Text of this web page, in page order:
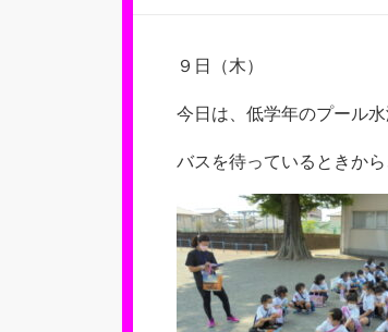
９日（木）
今日は、低学年のプール水
バスを待っているときか